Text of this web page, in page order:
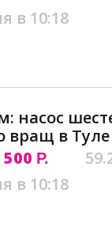
в 10:18
насос
вращ в Туле
500 Р.
в 10:18